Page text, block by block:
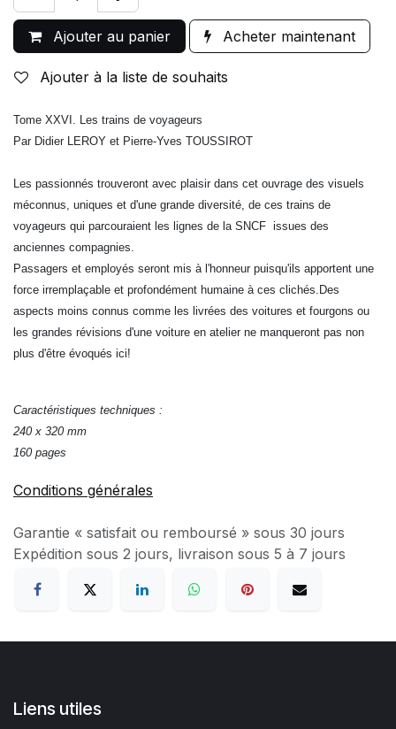
Ajouter au panier Acheter maintenant
Ajouter à la liste de souhaits
Tome XXVI. Les trains de voyageurs
Par Didier LEROY et Pierre-Yves TOUSSIROT
Les passionnés trouveront avec plaisir dans cet ouvrage des visuels
méconnus, uniques et d'une grande diversité, de ces trains de
voyageurs qui parcouraient les lignes de la SNCF issues des
anciennes compagnies.
Passagers et employés seront mis à l'honneur puisqu'ils apportent une
force irremplaçable et profondément humaine à ces clichés.Des
aspects moins connus comme les livrées des voitures et fourgons ou
les grandes révisions d'une voiture en atelier ne manqueront pas non
plus d'être évoqués ici!
Caractéristiques techniques :
240 x 320 mm
160 pages
Conditions générales
Garantie « satisfait ou remboursé » sous 30 jours
Expédition sous 2 jours, livraison sous 5 à 7 jours
Liens utiles